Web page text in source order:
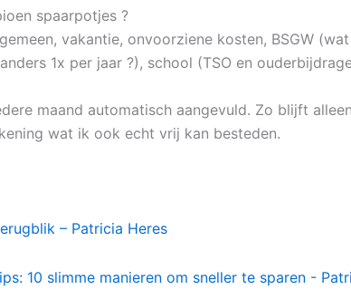
spaarpotjes ?
vakantie, onvoorziene kosten, BSGW (wat
1x per jaar ?), school (TSO en
maand automatisch aangevuld. Zo blijft
wat ik ook echt vrij kan besteden.
– Patricia Heres
10 slimme manieren om sneller te sparen -